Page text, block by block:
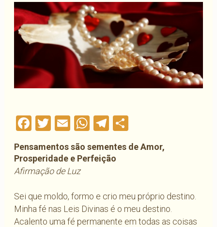
Facebook
Twitter
EmailWhatsApp
Telegram
Pensamentos são sementes de Amor,
Prosperidade e Perfeição
Afirmação de Luz
Sei que moldo, formo e crio meu próprio destino.
Minha fé nas Leis Divinas é o meu destino.
Acalento uma fé permanente em todas as coisas